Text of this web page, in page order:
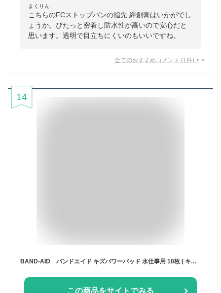
まくりん
こちらのFCストップバンの指先 絆創膏はいかがでし
ょうか。ぴたっと密着し防水性が高いので安心だと
思います。透明で目立ちにくいのもいいですね。
全てのおすすめコメント (1 件) >
14
BAND-AID バンドエイド キズパワーパッド 水仕事用 10枚 ( キズを早く治すハイドロコロイド素材絆創膏 ) ( 4901730120012 )
この商品をサイトでみる